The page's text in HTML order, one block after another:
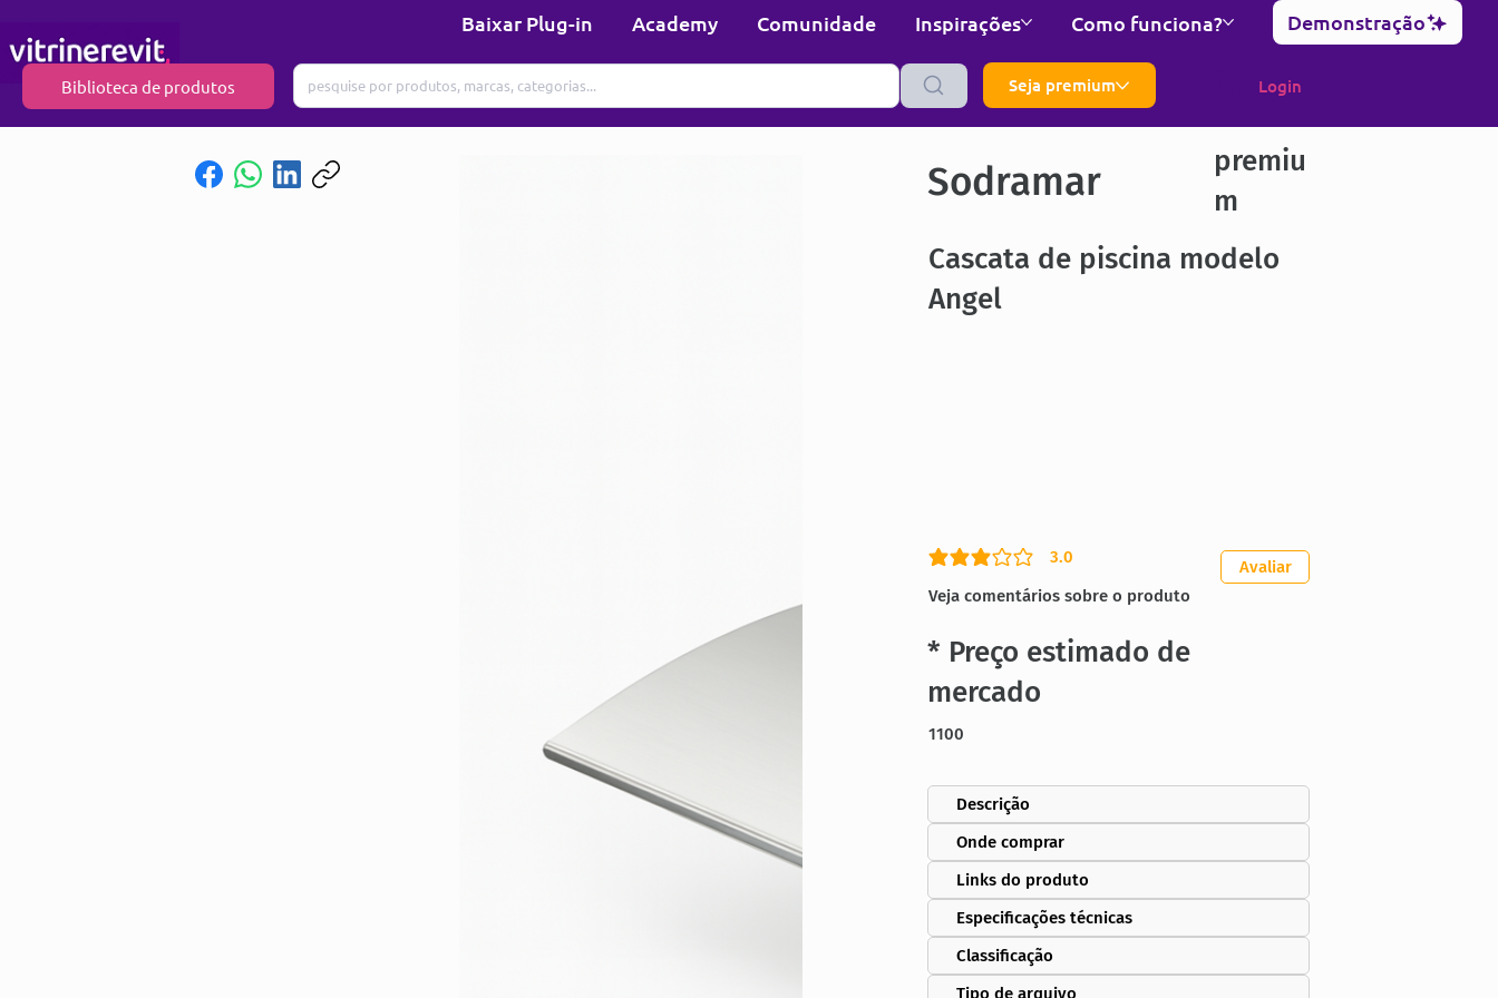
Baixar Plug-in Academy Comunidade Inspirações Como funciona? Demonstração
Biblioteca de produtos Seja premium Login
Sodramar
premiu
m
Cascata de piscina modelo
Angel
3.0
classificação média é 3 de 5
Veja comentários sobre o produto
Avaliar
* Preço estimado de
mercado
1100
Descrição
Onde comprar
Links do produto
Especificações técnicas
Classificação
Tipo de arquivo